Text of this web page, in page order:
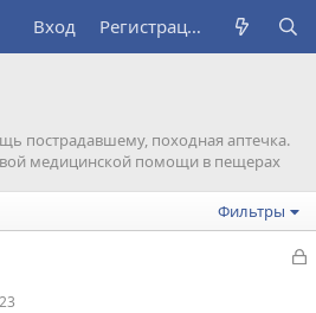
Вход Регистрация
пострадавшему, походная аптечка.
медицинской помощи в пещерах
Фильтры
З